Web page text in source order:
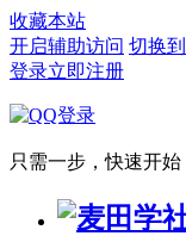
收藏本站
开启辅助访问 切换
登录立即注册
只需一步，快速开始